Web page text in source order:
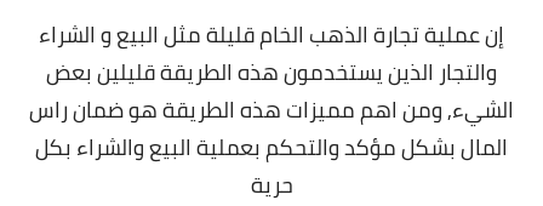
إن عملية تجارة الذهب الخام قليلة مثل البيع و الشراء
والتجار الذين يستخدمون هذه الطريقة قليلين بعض
الشيء, ومن اهم مميزات هذه الطريقة هو ضمان راس
المال بشكل مؤكد والتحكم بعملية البيع والشراء بكل
حرية